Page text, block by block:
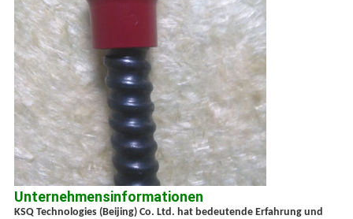
Unternehmensinformationen
KSQ Technologies (Beijing) Co. Ltd. hat bedeutende Erfahrung und